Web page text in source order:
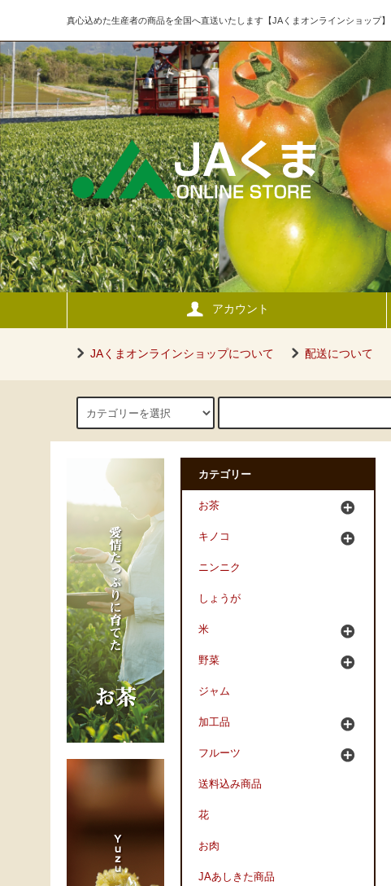
真心込めた生産者の商品を全国へ直送いたします【JAくまオンラインショップ】
アカウント
JAくまオンラインショップについて 配送について
カテゴリー
お茶
キノコ
ニンニク
しょうが
米
野菜
ジャム
加工品
フルーツ
送料込み商品
花
お肉
JAあしきた商品